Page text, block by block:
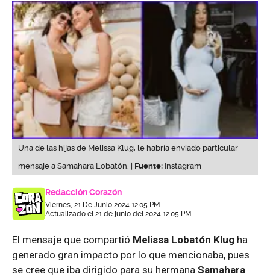
Una de las hijas de Melissa Klug, le habría enviado particular
mensaje a Samahara Lobatón. | Fuente: Instagram
Redacción Corazón
Viernes, 21 De Junio 2024 12:05 PM
Actualizado el 21 de junio del 2024 12:05 PM
El mensaje que compartió Melissa Lobatón Klug ha
generado gran impacto por lo que mencionaba, pues
se cree que iba dirigido para su hermana Samahara